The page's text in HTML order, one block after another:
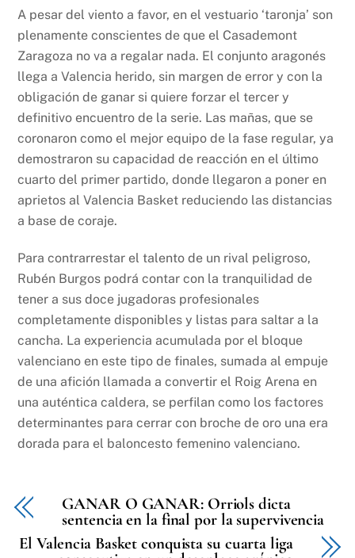
A pesar del viento a favor, en el vestuario ‘taronja’ son
plenamente conscientes de que el Casademont
Zaragoza no va a regalar nada. El conjunto aragonés
llega a Valencia herido, sin margen de error y con la
obligación de ganar si quiere forzar el tercer y
definitivo encuentro de la serie. Las mañas, que se
coronaron como el mejor equipo de la fase regular, ya
demostraron su capacidad de reacción en el último
cuarto del primer partido, donde llegaron a poner en
aprietos al Valencia Basket reduciendo las distancias
a base de coraje.
Para contrarrestar el talento de un rival peligroso,
Rubén Burgos podrá contar con la tranquilidad de
tener a sus doce jugadoras profesionales
completamente disponibles y listas para saltar a la
cancha. La experiencia acumulada por el bloque
valenciano en este tipo de finales, sumada al empuje
de una afición llamada a convertir el Roig Arena en
una auténtica caldera, se perfilan como los factores
determinantes para cerrar con broche de oro una era
dorada para el baloncesto femenino valenciano.
GANAR O GANAR: Orriols dicta
sentencia en la final por la supervivencia
El Valencia Basket conquista su cuarta liga